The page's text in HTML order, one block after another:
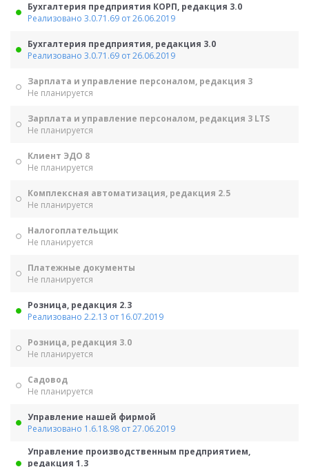
Бухгалтерия предприятия КОРП, редакция 3.0
Реализовано 3.0.71.69 от 26.06.2019
Бухгалтерия предприятия, редакция 3.0
Реализовано 3.0.71.69 от 26.06.2019
Зарплата и управление персоналом, редакция 3
Не планируется
Зарплата и управление персоналом, редакция 3 LTS
Не планируется
Клиент ЭДО 8
Не планируется
Комплексная автоматизация, редакция 2.5
Не планируется
Налогоплательщик
Не планируется
Платежные документы
Не планируется
Розница, редакция 2.3
Реализовано 2.2.13 от 16.07.2019
Розница, редакция 3.0
Не планируется
Садовод
Не планируется
Управление нашей фирмой
Реализовано 1.6.18.98 от 27.06.2019
Управление производственным предприятием,
редакция 1.3